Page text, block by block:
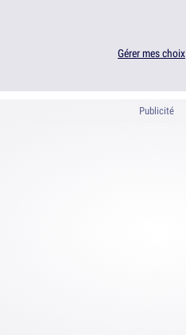
Gérer mes choix
Publicité